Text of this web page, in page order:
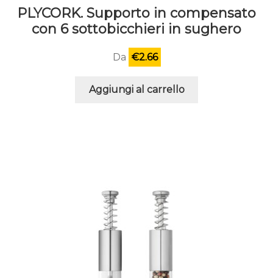
PLYCORK. Supporto in compensato
con 6 sottobicchieri in sughero
Da €2.66
Aggiungi al carrello